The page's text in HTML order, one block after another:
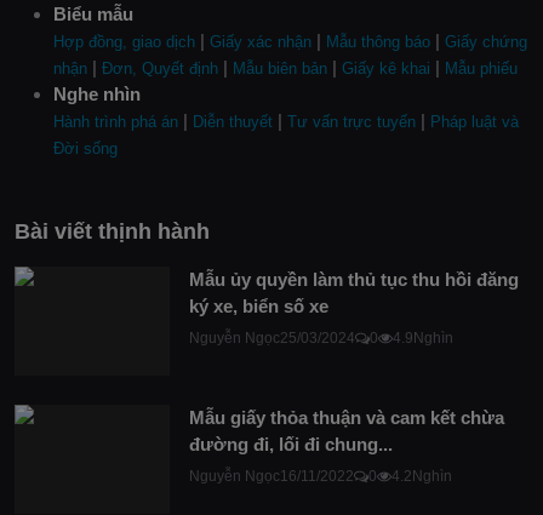
Biểu mẫu
Hợp đồng, giao dịch | Giấy xác nhận | Mẫu thông báo | Giấy chứng
nhận | Đơn, Quyết định | Mẫu biên bản | Giấy kê khai | Mẫu phiếu
Nghe nhìn
Hành trình phá án | Diễn thuyết | Tư vấn trực tuyến | Pháp luật và
Đời sống
Bài viết thịnh hành
Mẫu ủy quyền làm thủ tục thu hồi đăng
ký xe, biển số xe
Nguyễn Ngọc25/03/2024 0 4.9Nghìn
Mẫu giấy thỏa thuận và cam kết chừa
đường đi, lối đi chung...
Nguyễn Ngọc16/11/2022 0 4.2Nghìn